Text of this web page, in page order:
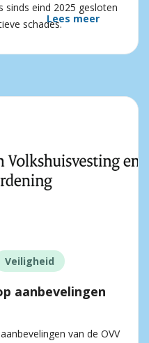
sinds eind 2025 gesloten
schades.Lees meer
Veiligheid
aanbevelingen
van de OVV